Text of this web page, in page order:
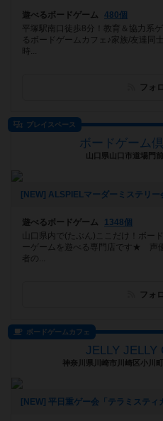
遊べるボードゲーム
480個
平塚駅南口徒歩8分！教育＆協力系
るボードゲームカフェ♪家族/友達同
時...
フォ
プレイスペース
ボードゲーム
山口県山口市道場門
遊べるボードゲーム
1348個
山口県内で(たぶん)ここだけ！ボー
ーゲームを遊べる専門店です★ 声
者の...
フォ
ボードゲームカフェ
JELLY JELLY
神奈川県川崎市川崎区小川